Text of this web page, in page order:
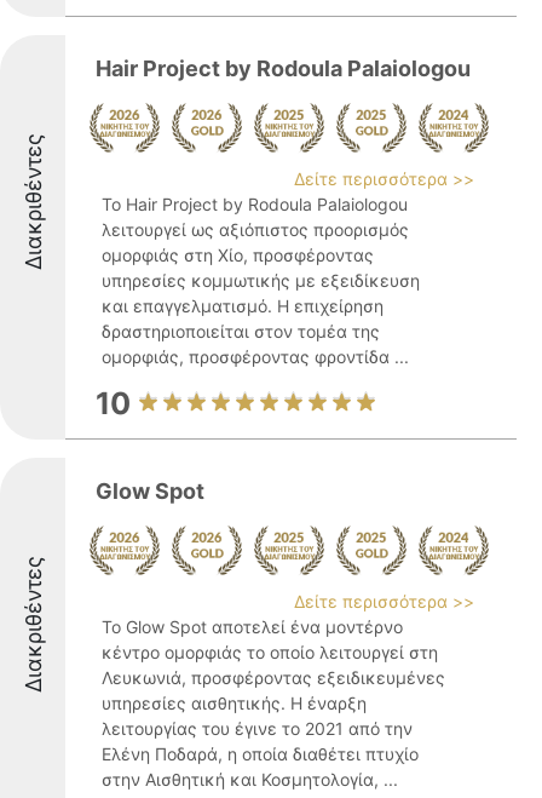
Διακριθέντες
Hair Project by Rodoula Palaiologou
Δείτε περισσότερα >>
Το Hair Project by Rodoula Palaiologou
λειτουργεί ως αξιόπιστος προορισμός
ομορφιάς στη Χίο, προσφέροντας
υπηρεσίες κομμωτικής με εξειδίκευση
και επαγγελματισμό. Η επιχείρηση
δραστηριοποιείται στον τομέα της
ομορφιάς, προσφέροντας φροντίδα ...
10
Διακριθέντες
Glow Spot
Δείτε περισσότερα >>
Το Glow Spot αποτελεί ένα μοντέρνο
κέντρο ομορφιάς το οποίο λειτουργεί στη
Λευκωνιά, προσφέροντας εξειδικευμένες
υπηρεσίες αισθητικής. Η έναρξη
λειτουργίας του έγινε το 2021 από την
Ελένη Ποδαρά, η οποία διαθέτει πτυχίο
στην Αισθητική και Κοσμητολογία, ...